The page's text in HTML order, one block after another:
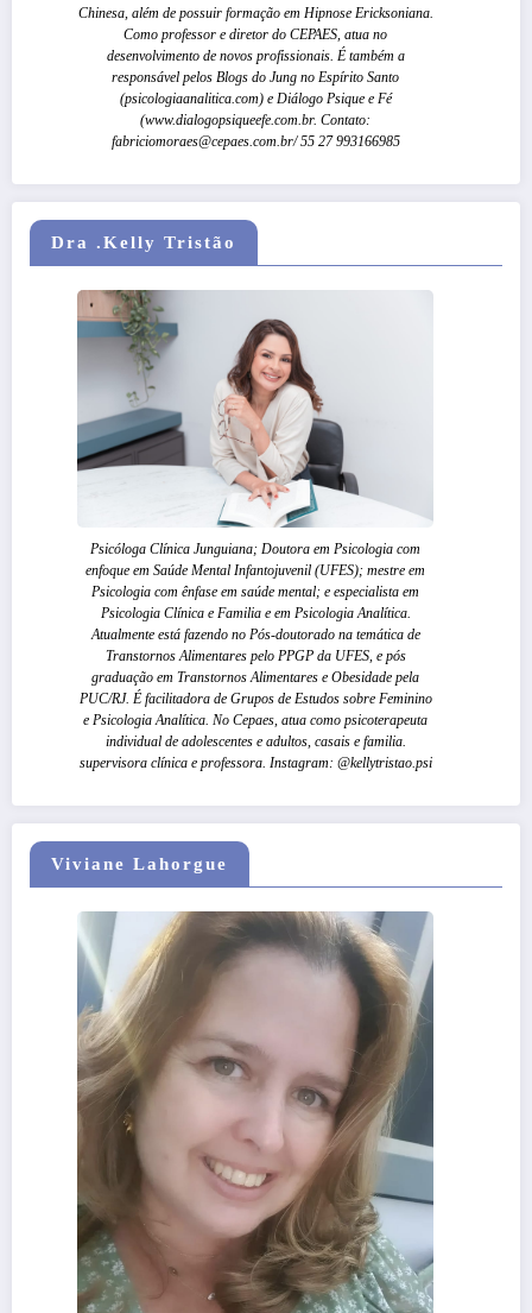
Chinesa, além de possuir formação em Hipnose Ericksoniana.
Como professor e diretor do CEPAES, atua no
desenvolvimento de novos profissionais. É também a
responsável pelos Blogs do Jung no Espírito Santo
(psicologiaanalitica.com) e Diálogo Psique e Fé
(www.dialogopsiqueefe.com.br. Contato:
fabriciomoraes@cepaes.com.br/ 55 27 993166985
Dra .Kelly Tristão
Psicóloga Clínica Junguiana; Doutora em Psicologia com
enfoque em Saúde Mental Infantojuvenil (UFES); mestre em
Psicologia com ênfase em saúde mental; e especialista em
Psicologia Clínica e Familia e em Psicologia Analítica.
Atualmente está fazendo no Pós-doutorado na temática de
Transtornos Alimentares pelo PPGP da UFES, e pós
graduação em Transtornos Alimentares e Obesidade pela
PUC/RJ. É facilitadora de Grupos de Estudos sobre Feminino
e Psicologia Analítica. No Cepaes, atua como psicoterapeuta
individual de adolescentes e adultos, casais e familia.
supervisora clínica e professora. Instagram: @kellytristao.psi
Viviane Lahorgue